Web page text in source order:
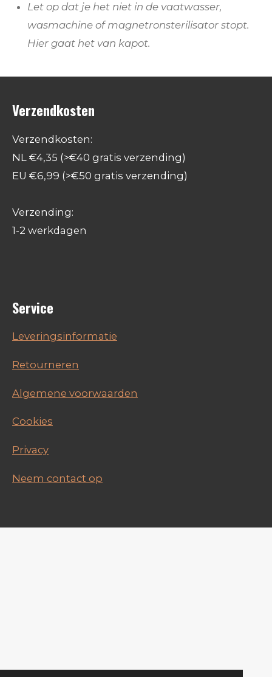
Let op dat je het niet in de vaatwasser,
wasmachine of magnetronsterilisator stopt.
Hier gaat het van kapot.
Verzendkosten
Verzendkosten:
NL €4,35 (>€40 gratis verzending)
EU €6,99 (>€50 gratis verzending)
Verzending:
1-2 werkdagen
Service
Leveringsinformatie
Retourneren
Algemene voorwaarden
Cookies
Privacy
Neem contact op